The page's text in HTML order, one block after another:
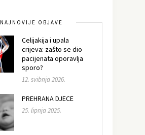
NAJNOVIJE OBJAVE
Celijakija i upala
crijeva: zašto se dio
pacijenata oporavlja
sporo?
12. svibnja 2026.
PREHRANA DJECE
25. lipnja 2025.